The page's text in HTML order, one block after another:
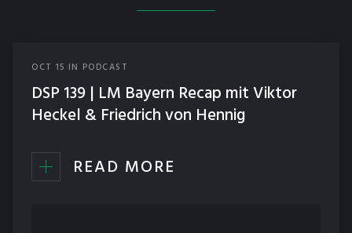
OCT 15 IN PODCAST
DSP 139 | LM Bayern Recap mit Viktor
Heckel & Friedrich von Hennig
READ MORE